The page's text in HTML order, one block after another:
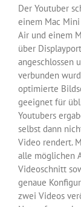
Der Youtuber
einem Mac
Air und einem
über
angeschlossen
verbunden
optimierte
geeignet für
Youtubers
selbst dann
Video rendert.
alle möglichen
Videoschnitt
genaue
zwei Videos